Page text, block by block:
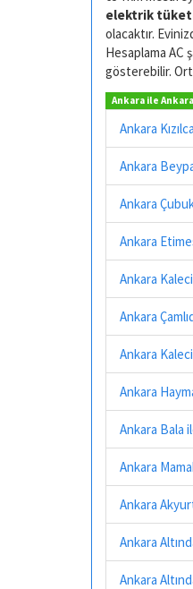
elektrik
olacaktır.
Hesaplama AC
gösterebilir.
Ankara ile
Ankara
Ankara
Ankara
Ankara
Ankara
Ankara
Ankara
Ankara
Ankara Bala
Ankara
Ankara
Ankara
Ankara